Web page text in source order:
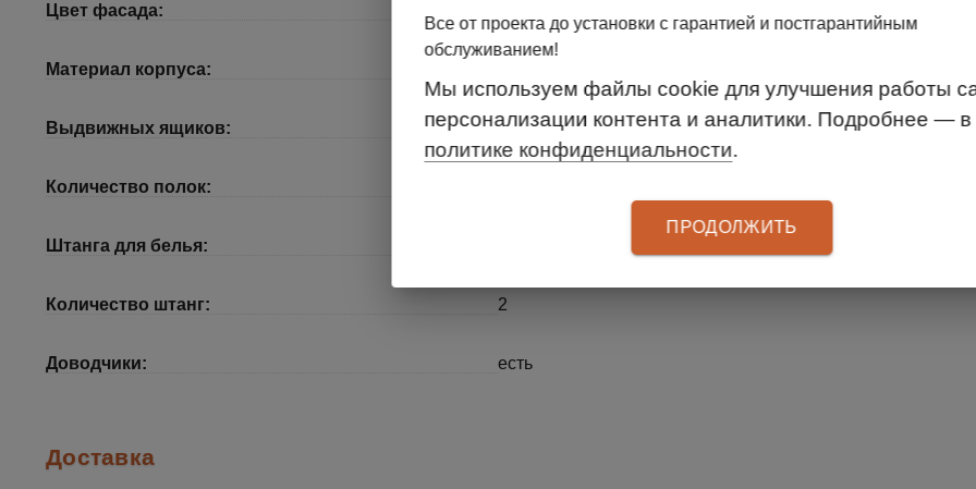
Цвет фасада:
Материал корпуса:
Выдвижных ящиков: 4
Количество полок:
Штанга для белья:
Количество штанг: 2
Доводчики: есть
Доставка
Все от проекта до установки с гарантией и постгарантийным
обслуживанием!
Мы используем файлы cookie для улучшения работы
персонализации контента и аналитики. Подробнее — в
политике конфиденциальности.
ПРОДОЛЖИТЬ